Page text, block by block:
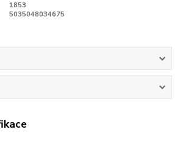
1853
5035048034675